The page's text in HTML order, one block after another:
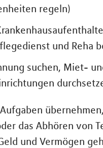
regeln)
und Reha
suchen, Miet-
das Abhören von
und Vermögen